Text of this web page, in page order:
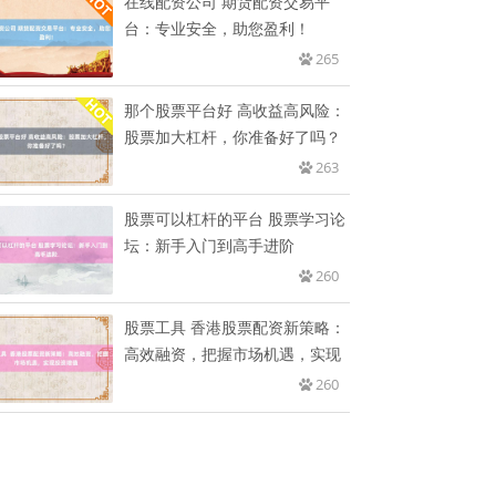
台：专业安全，助您盈利！
265
那个股票平台好 高收益高风险：
股票加大杠杆，你准备好了吗？
263
股票可以杠杆的平台 股票学习论
坛：新手入门到高手进阶
260
股票工具 香港股票配资新策略：
高效融资，把握市场机遇，实现
260